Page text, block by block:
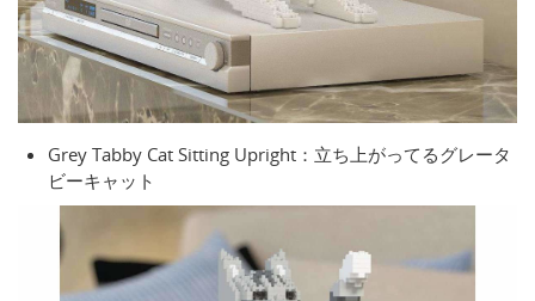
Grey Tabby Cat Sitting Upright：立ち上がってるグレータ
ビーキャット